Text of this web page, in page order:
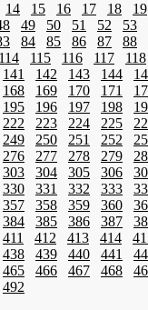
14 15 16 17 18
19
49 50 51 52
53
84 85 86 87
88
114 115 116 117
118
141 142 143 144
168 169 170 171
195 196 197 198
222 223 224 225
249 250 251 252
276 277 278 279
303 304 305 306
330 331 332 333
357 358 359 360
384 385 386 387
411 412 413 414
438 439 440 441
465 466 467 468
492